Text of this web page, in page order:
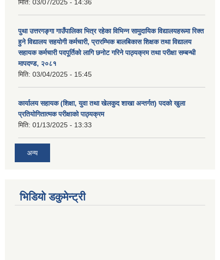
मिति: 03/07/2025 - 14:36
पुथा उत्तरगङ्गा गाउँपालिका भित्र रहेका विभिन्न सामुदायिक विद्यालयहरूमा रिक्त
हुने विद्यालय सहयोगी कर्मचारी, प्रारम्भिक बालबिकास शिक्षक तथा विद्यालय
सहायक कर्मचारी पदपूर्तिको लागि छनोट गरिने पाठ्यक्रम तथा परीक्षा सम्बन्धी
मापदण्ड, २०८१
मिति: 03/04/2025 - 15:45
कार्यालय सहायक (शिक्षा, युवा तथा खेलकुद शाखा अन्तर्गत) पदको खुला
प्रतियोगितात्मक परीक्षाको पाठ्यक्रम
मिति: 01/13/2025 - 13:33
अन्य
भिडियो डकुमेन्ट्री